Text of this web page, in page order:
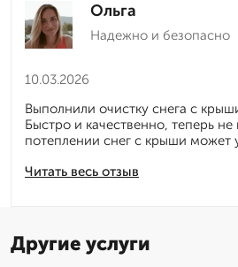
Ольга
Надежно и безопасно
10.03.2026
Читать весь отзыв
Выполнили очистку снега с
Быстро и качественно, теперь
потеплении снег с крыши может
Другие услуги